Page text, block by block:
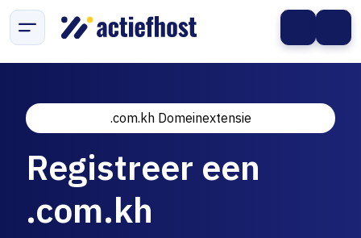
.com.kh Domeinextensie
Registreer een
.com.kh